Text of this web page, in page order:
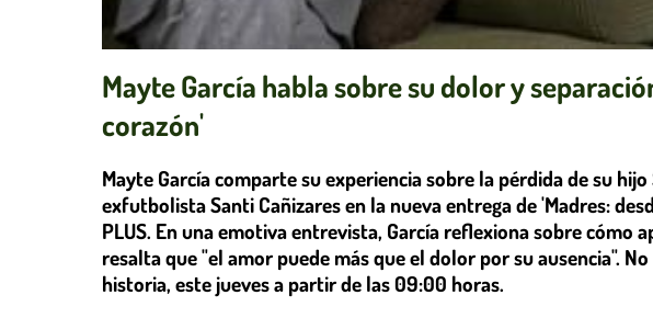
Mayte García habla sobre su dolor y
corazón'
Mayte García comparte su experiencia sobre la pérdida de su
exfutbolista Santi Cañizares en la nueva entrega de 'Madres:
PLUS. En una emotiva entrevista, García reflexiona sobre cómo
resalta que "el amor puede más que el dolor por su ausencia".
historia, este jueves a partir de las 09:00 horas.